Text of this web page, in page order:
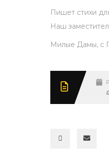
Пишет стихи
Наш
Милые Дамы, с